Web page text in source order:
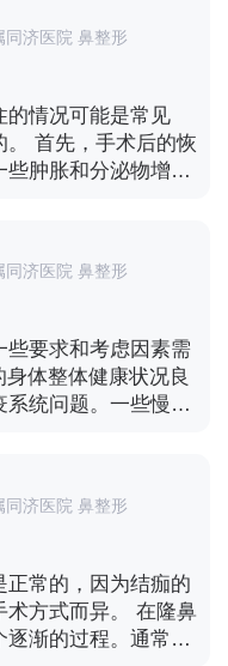
根据你的具体情
保隆鼻手术和牙齿
效果。
据自己的经济状况
隆鼻手术是一项较
生和医院至关重
，而应综合考虑各
。此外，在决定进
接受手术的风险和潜
假体材料通常具有
术：手术的质量和
重要影响。经验丰
少并发症的风险。
的反应可能不同。
适应性，而有些人
。 - 生活方式和护
以及保持良好的鼻
时间。 一般来说，
，但随着时间的推
的移位、变形或老
进行修复手术或更换
是非常重要的。医生
态，并根据需要提
。
济医院 鼻整形
的情况可能是常见
。 首先，手术后的恢
肿胀和分泌物增加
腔的黏膜可能会有
会让你感觉到有鼻
采取以下措施： -
滴鼻剂来清洁鼻腔，
- 轻柔擤鼻：避免用
度压力。可以轻轻
- 保持鼻腔湿润：使
的建议定期进行复
况，并给予适当的
感觉鼻屎堵住的情
如呼吸困难、疼痛
生可以通过检查来确
应的治疗措施。 在隆
的护理和清洁，同
济医院 鼻整形
些要求和考虑因素需
体整体健康状况良
统问题。一些慢性
望。了解手术的风
生进行充分的沟
手术适用于成年
，可能不适合进行
主要用于改善鼻部
过大或过小等。医生
定个性化的手术方
济医院 鼻整形
正常的，因为结痂的
术方式而异。 在隆鼻
渐的过程。通常，